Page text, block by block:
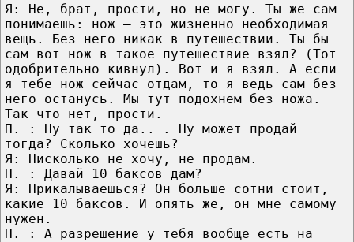
Я: Не, брат, прости, но не могу. Ты же сам
понимаешь: нож — это жизненно необходимая
вещь. Без него никак в путешествии. Ты бы
сам вот нож в такое путешествие взял? (Тот
одобрительно кивнул). Вот и я взял. А если
я тебе нож сейчас отдам, то я ведь сам без
него останусь. Мы тут подохнем без ножа.
Так что нет, прости.
П. : Ну так то да.. . Ну может продай
тогда? Сколько хочешь?
Я: Нисколько не хочу, не продам.
П. : Давай 10 баксов дам?
Я: Прикалываешься? Он больше сотни стоит,
какие 10 баксов. И опять же, он мне самому
нужен.
П. : А разрешение у тебя вообще есть на